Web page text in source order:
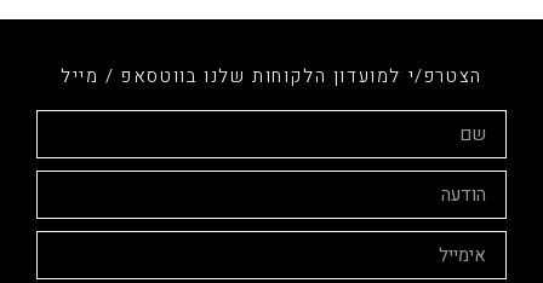
הצטרפ/י למועדון הלקוחות שלנו בווטסאפ / מייל